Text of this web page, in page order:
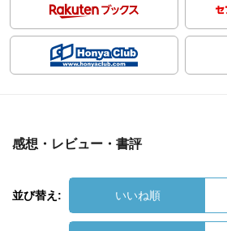
感想・レビュー・書評
並び替え: いいね順